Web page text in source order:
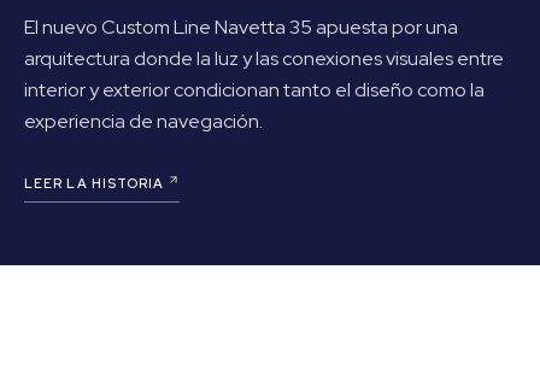
El nuevo Custom Line Navetta 35 apuesta por una
arquitectura donde la luz y las conexiones visuales entre
interior y exterior condicionan tanto el diseño como la
experiencia de navegación.
LEER LA HISTORIA